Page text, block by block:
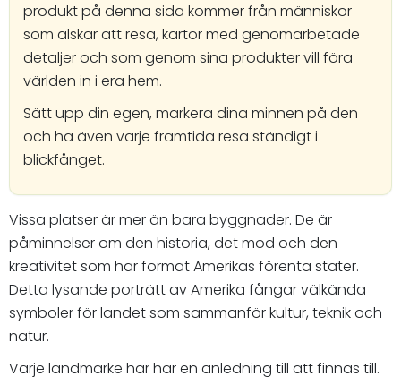
produkt på denna sida kommer från människor
som älskar att resa, kartor med genomarbetade
detaljer och som genom sina produkter vill föra
världen in i era hem.
Sätt upp din egen, markera dina minnen på den
och ha även varje framtida resa ständigt i
blickfånget.
Vissa platser är mer än bara byggnader. De är
påminnelser om den historia, det mod och den
kreativitet som har format Amerikas förenta stater.
Detta lysande porträtt av Amerika fångar välkända
symboler för landet som sammanför kultur, teknik och
natur.
Varje landmärke här har en anledning till att finnas till.